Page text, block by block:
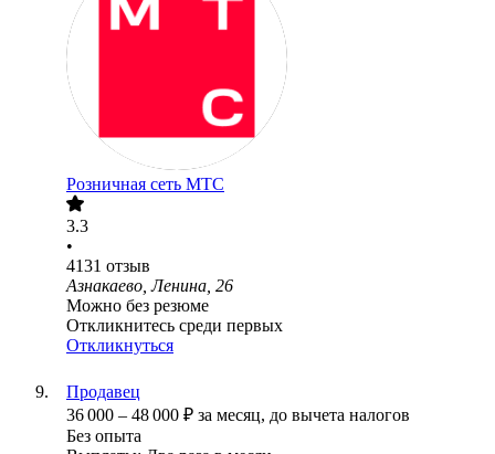
Розничная сеть МТС
3.3
•
4131 отзыв
Азнакаево, Ленина, 26
Можно без резюме
Откликнитесь среди первых
Откликнуться
Продавец
36 000 – 48 000 ₽ за месяц, до вычета налогов
Без опыта